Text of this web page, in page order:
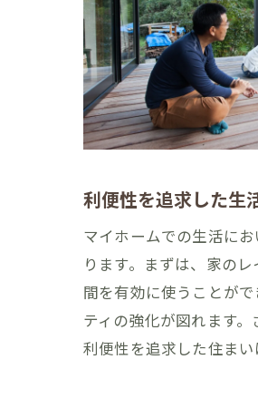
利便性を追求した生
マイホームでの生活に
ります。まずは、家の
間を有効に使うことが
ティの強化が図れます
利便性を追求した住ま